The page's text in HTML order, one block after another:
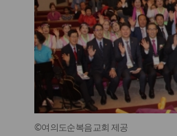
©여의도순복음교회 제공